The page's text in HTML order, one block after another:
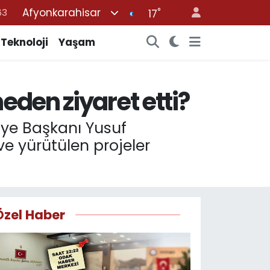
Afyonkarahisar 17°
Teknoloji Yaşam
ziyaret etti?
Başkanı Yusuf
yürütülen projeler
Haber